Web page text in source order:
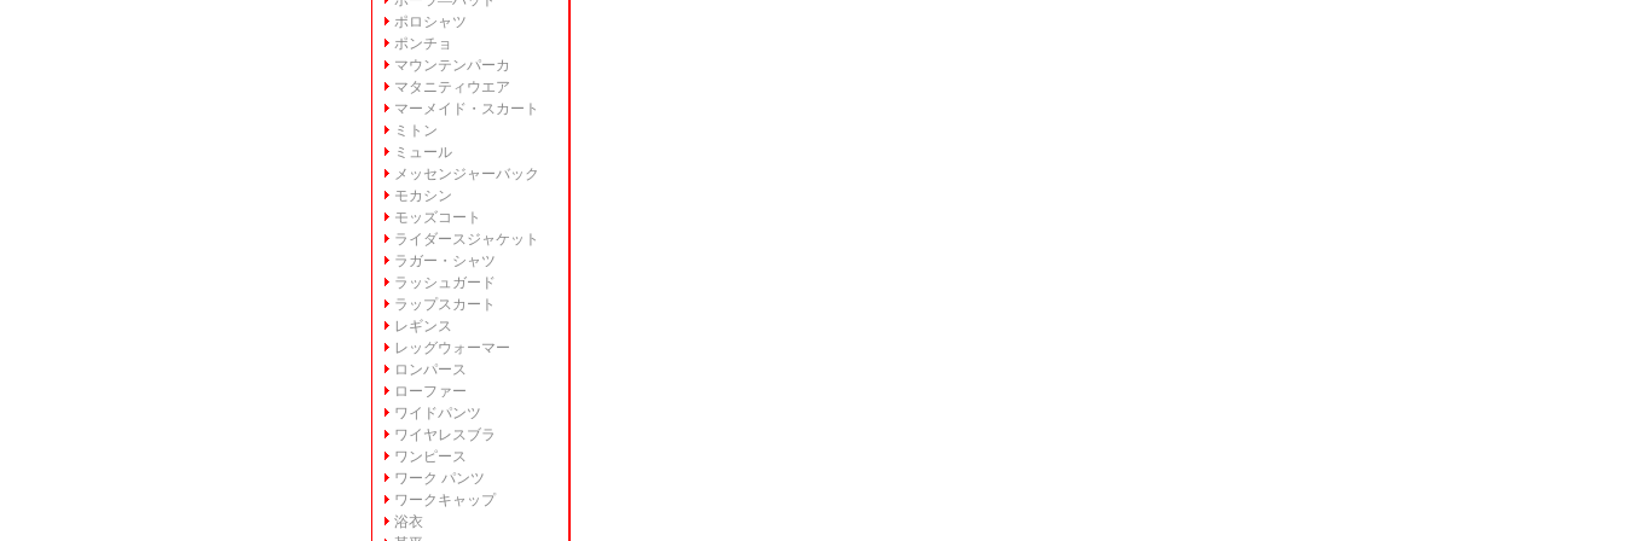
ポロシャツ
ポンチョ
マウンテンパーカ
マタニティウエア
マーメイド・スカート
ミトン
ミュール
メッセンジャーバック
モカシン
モッズコート
ライダースジャケット
ラガー・シャツ
ラッシュガード
ラップスカート
レギンス
レッグウォーマー
ロンパース
ローファー
ワイドパンツ
ワイヤレスブラ
ワンピース
ワーク パンツ
ワークキャップ
浴衣